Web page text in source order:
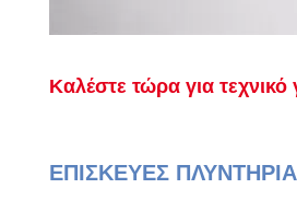
Καλέστε τώρα για τεχνικό
ΕΠΙΣΚΕΥΕΣ